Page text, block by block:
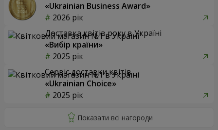
«Ukrainian Business Award»
2026 рік
Доставка квітів року в Україні
«Вибір країни»
2025 рік
Сервіс доставки квітів
«Ukrainian Choice»
2025 рік